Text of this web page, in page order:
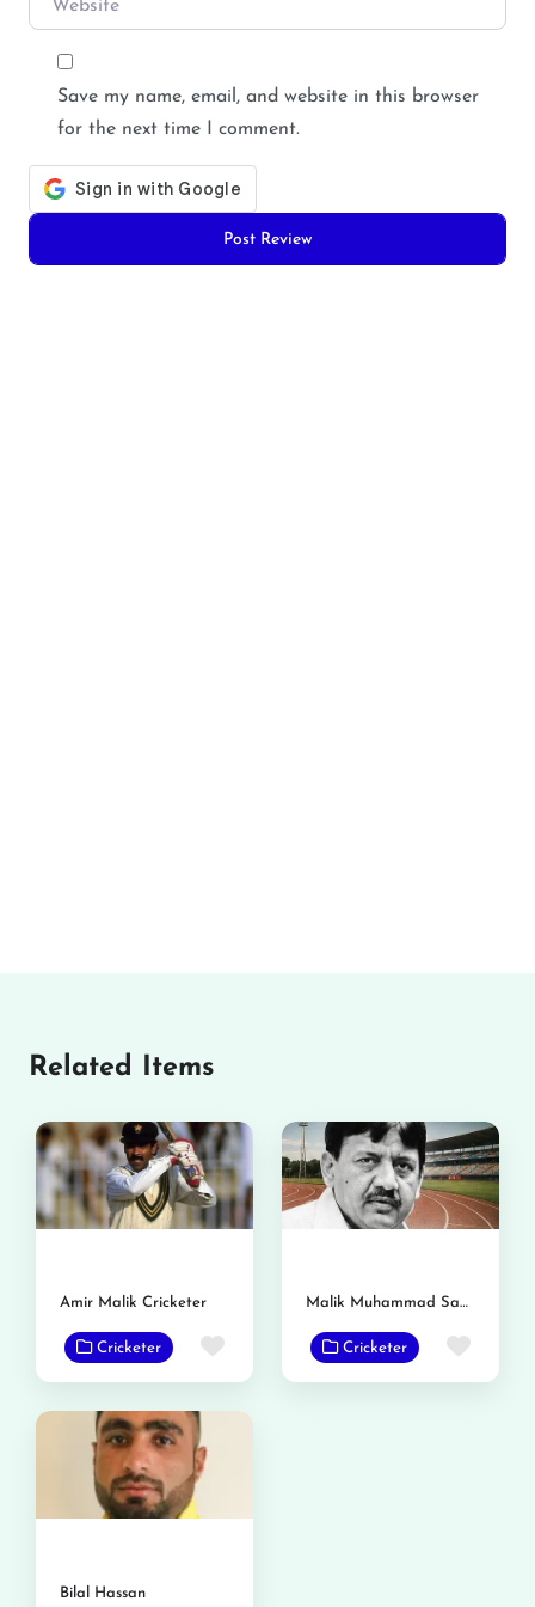
Save my name, email, and website in this browser
for the next time I comment.
Related Items
Amir Malik Cricketer
Cricketer Favorite
Malik Muhammad Sami
Cricketer
Bilal Hassan